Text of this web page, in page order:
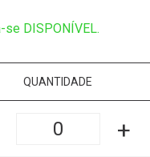
DISPONÍVEL.
QUANTIDADE
+